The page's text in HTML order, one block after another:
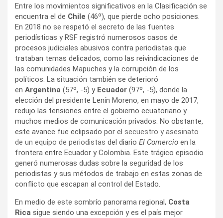
Entre los movimientos significativos en la Clasificación se
encuentra el de Chile (46º), que pierde ocho posiciones.
En 2018 no se respetó el secreto de las fuentes
periodísticas y RSF registró numerosos casos de
procesos judiciales abusivos contra periodistas que
trataban temas delicados, como las reivindicaciones de
las comunidades Mapuches y la corrupción de los
políticos. La situación también se deterioró
en Argentina (57º, -5) y Ecuador (97º, -5), donde la
elección del presidente Lenín Moreno, en mayo de 2017,
redujo las tensiones entre el gobierno ecuatoriano y
muchos medios de comunicación privados. No obstante,
este avance fue eclipsado por el secuestro y asesinato
de un equipo de periodistas del diario El Comercio en la
frontera entre Ecuador y Colombia. Este trágico episodio
generó numerosas dudas sobre la seguridad de los
periodistas y sus métodos de trabajo en estas zonas de
conflicto que escapan al control del Estado.
En medio de este sombrío panorama regional, Costa
Rica sigue siendo una excepción y es el país mejor